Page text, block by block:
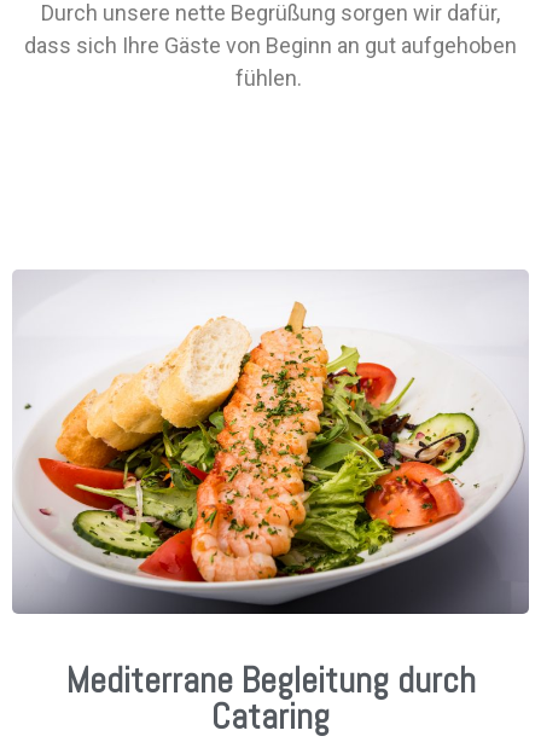
Durch unsere nette Begrüßung sorgen wir dafür,
dass sich Ihre Gäste von Beginn an gut aufgehoben
fühlen.
Mediterrane Begleitung durch
Cataring